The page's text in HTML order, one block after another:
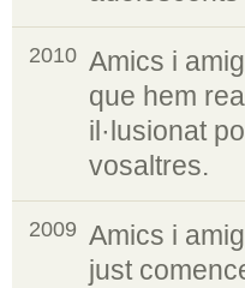
2010 Amics i
que hem
il·lusionat
vosaltres.
2009 Amics i
just